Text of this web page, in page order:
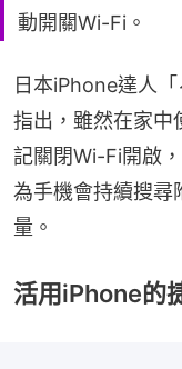
動開關Wi-Fi。
日本iPhone達人
指出，雖然在家中
記關閉Wi-Fi開啟
為手機會持續搜尋
量。
活用iPhone的